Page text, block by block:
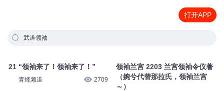
打开APP
武道领袖
21 “领袖来了！领袖来了！”
青烽频道 2709
领袖兰宫 2203 兰宫领袖令仪著
（婉兮代替那拉氏，领袖兰宫
～）